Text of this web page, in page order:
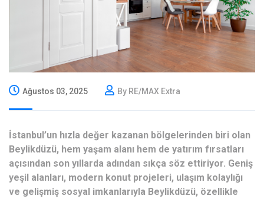
Ağustos 03, 2025 By RE/MAX Extra
İstanbul’un hızla değer kazanan bölgelerinden biri olan
Beylikdüzü, hem yaşam alanı hem de yatırım fırsatları
açısından son yıllarda adından sıkça söz ettiriyor. Geniş
yeşil alanları, modern konut projeleri, ulaşım kolaylığı
ve gelişmiş sosyal imkanlarıyla Beylikdüzü, özellikle